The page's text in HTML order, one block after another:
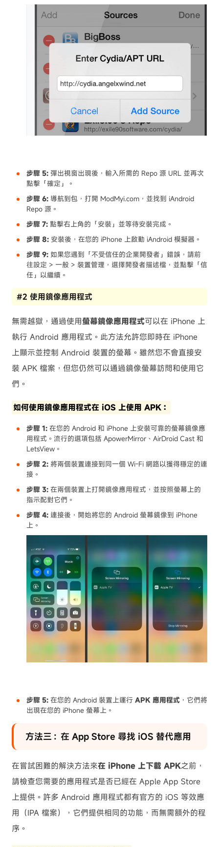
步驟 5: 彈出視窗出現後，輸入所需的 Repo 源 URL 並再次
點擊「確定」。
步驟 6: 導航到包，打開 ModMyi.com，並找到 iAndroid
Repo 源。
步驟 7: 點擊右上角的「安裝」並等待安裝完成。
步驟 8: 安裝後，在您的 iPhone 上啟動 iAndroid 模擬器。
步驟 9: 如果您遇到「不受信任的企業開發者」錯誤，請前
往設定 > 一般 > 裝置管理，選擇開發者描述檔，並點擊「信
任」以繼續。
#2 使用鏡像應用程式
無需越獄，通過使用螢幕鏡像應用程式可以在 iPhone 上
執行 Android 應用程式。此方法允許您即時在 iPhone
上顯示並控制 Android 裝置的螢幕。雖然您不會直接安
裝 APK 檔案，但您仍然可以通過鏡像螢幕訪問和使用它
們。
如何使用鏡像應用程式在 iOS 上使用 APK：
步驟 1: 在您的 Android 和 iPhone 上安裝可靠的螢幕鏡像應
用程式。流行的選項包括 ApowerMirror、AirDroid Cast 和
LetsView。
步驟 2: 將兩個裝置連接到同一個 Wi-Fi 網路以獲得穩定的連
接。
步驟 3: 在兩個裝置上打開鏡像應用程式，並按照螢幕上的
指示配對它們。
步驟 4: 連接後，開始將您的 Android 螢幕鏡像到 iPhone
上。
步驟 5: 在您的 Android 裝置上運行 APK 應用程式 ，它們將
出現在您的 iPhone 螢幕上。
方法三：在 App Store 尋找 iOS 替代應用
在嘗試困難的解決方法來在 iPhone 上下載 APK之前，
請檢查您需要的應用程式是否已經在 Apple App Store
上提供。許多 Android 應用程式都有官方的 iOS 等效應
用（IPA 檔案），它們提供相同的功能，而無需額外的程
序。